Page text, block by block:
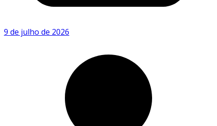
9 de julho de 2026